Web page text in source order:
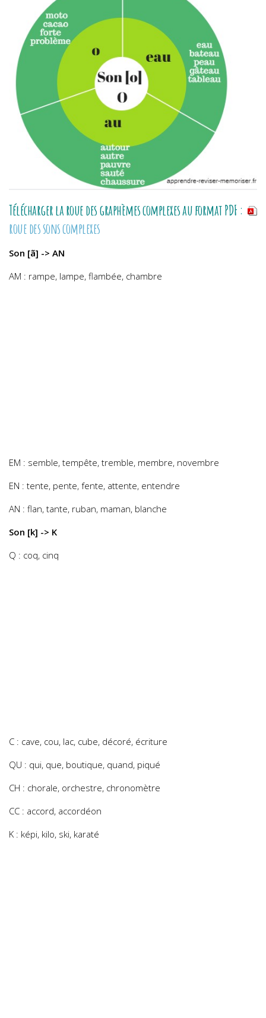
Télécharger la roue des graphèmes complexes au format PDF :
roue des sons complexes
Son [ã] -> AN
AM : rampe, lampe, flambée, chambre
EM : semble, tempête, tremble, membre, novembre
EN : tente, pente, fente, attente, entendre
AN : flan, tante, ruban, maman, blanche
Son [k] -> K
Q : coq, cinq
C : cave, cou, lac, cube, décoré, écriture
QU : qui, que, boutique, quand, piqué
CH : chorale, orchestre, chronomètre
CC : accord, accordéon
K : képi, kilo, ski, karaté